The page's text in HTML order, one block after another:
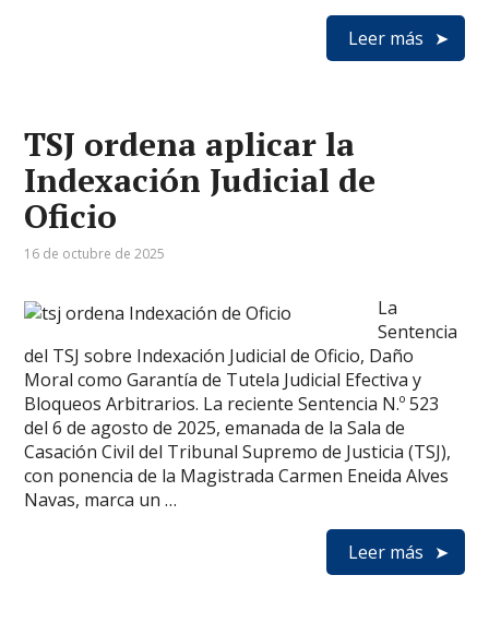
Leer más
TSJ ordena aplicar la
Indexación Judicial de
Oficio
16 de octubre de 2025
La
Sentencia
del TSJ sobre Indexación Judicial de Oficio, Daño
Moral como Garantía de Tutela Judicial Efectiva y
Bloqueos Arbitrarios. La reciente Sentencia N.º 523
del 6 de agosto de 2025, emanada de la Sala de
Casación Civil del Tribunal Supremo de Justicia (TSJ),
con ponencia de la Magistrada Carmen Eneida Alves
Navas, marca un …
Leer más